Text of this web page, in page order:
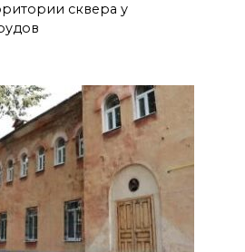
сквера у